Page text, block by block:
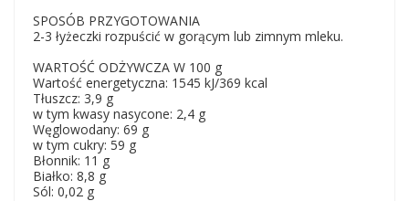
SPOSÓB PRZYGOTOWANIA
2-3 łyżeczki rozpuścić w gorącym lub zimnym mleku.
WARTOŚĆ ODŻYWCZA W 100 g
Wartość energetyczna: 1545 kJ/369 kcal
Tłuszcz: 3,9 g
w tym kwasy nasycone: 2,4 g
Węglowodany: 69 g
w tym cukry: 59 g
Błonnik: 11 g
Białko: 8,8 g
Sól: 0,02 g